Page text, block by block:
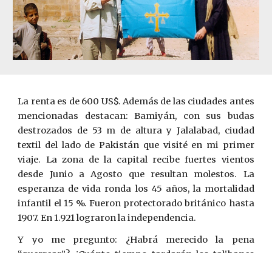
La renta es de 600 US$. Además de las ciudades antes
mencionadas destacan: Bamiyán, con sus budas
destrozados de 53 m de altura y Jalalabad, ciudad
textil del lado de Pakistán que visité en mi primer
viaje. La zona de la capital recibe fuertes vientos
desde Junio a Agosto que resultan molestos. La
esperanza de vida ronda los 45 años, la mortalidad
infantil el 15 %. Fueron protectorado británico hasta
1907. En 1.921 lograron la independencia.
Y yo me pregunto: ¿Habrá merecido la pena